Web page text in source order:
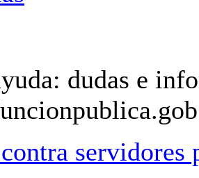
dudas e
servidores